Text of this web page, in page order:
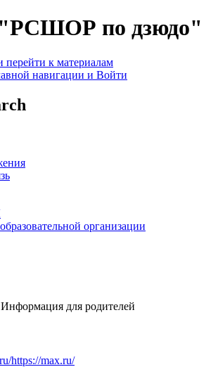
по дзюдо"
перейти к материалам
навигации и Войти
организации
Информация для родителей
https://max.ru/